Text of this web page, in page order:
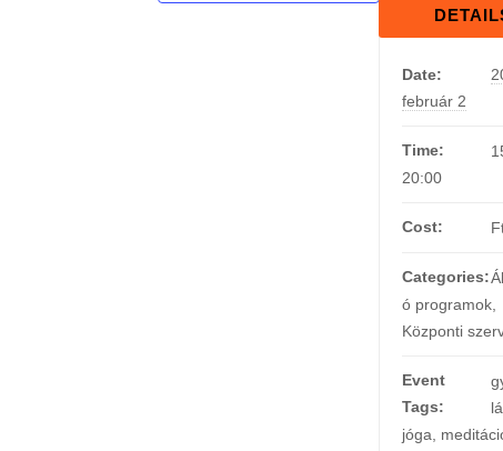
Date:
február 2
Time:
20:00
Cost:
Categories:
ó programok
Központi
Event
Tags:
jóga